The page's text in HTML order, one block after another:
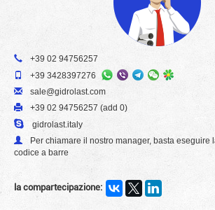
+39 02 94756257
+39 3428397276
sale@gidrolast.com
+39 02 94756257 (add 0)
gidrolast.italy
Per chiamare il nostro manager, basta eseguire
codice a barre
la compartecipazione: